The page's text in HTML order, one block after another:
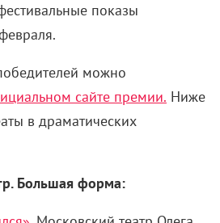
показы
можно
сайте премии. Ниже
в драматических
Большая форма: